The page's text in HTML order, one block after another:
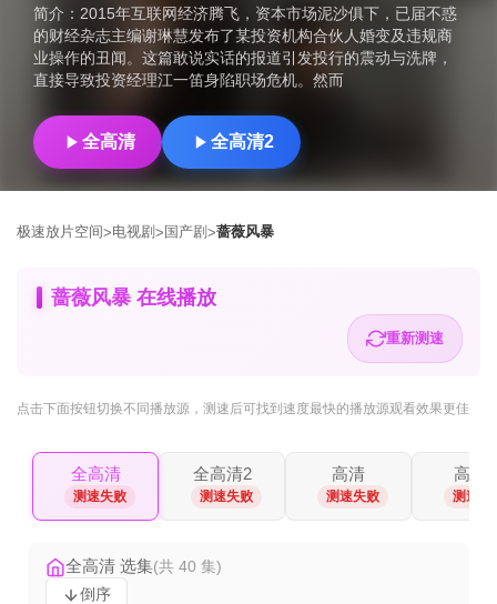
简介： 2015年互联网经济腾飞，资本市场泥沙俱下，已届不惑
的财经杂志主编谢琳慧发布了某投资机构合伙人婚变及违规商
业操作的丑闻。这篇敢说实话的报道引发投行的震动与洗牌，
直接导致投资经理江一笛身陷职场危机。然而
全高清 全高清2
极速放片空间>电视剧 > 国产剧 >蔷薇风暴
蔷薇风暴 在线播放
重新测速
点击下面按钮切换不同播放源 ，测速后可找到速度最快的播放源观看效果更佳
全高清
测速失败
全高清2
测速失败
高清
测速失败
高清2
测速失
全高清 选集(共 40 集)
倒序